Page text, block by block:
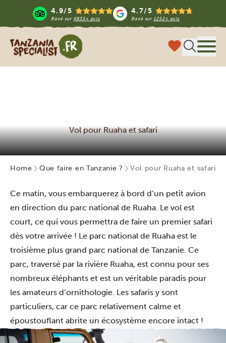
4.9/5
Basé sur 4833+ avis
4.7/5
Basé sur1252+ avis
Tanzania Specialist
Vol pour Ruaha et safari
Home Que faire en Tanzanie ? Vol pour Ruaha et safari
Ce matin, vous embarquerez à bord d’un petit avion
en direction du parc national de Ruaha. Le vol est
court, ce qui vous permettra de faire un premier safari
dès votre arrivée ! Le parc national de Ruaha est le
troisième plus grand parc national de Tanzanie. Ce
parc, traversé par la rivière Ruaha, est connu pour ses
nombreux éléphants et est un véritable paradis pour
les amateurs d’ornithologie. Les safaris y sont
particuliers, car ce parc relativement calme et
époustouflant abrite un écosystème encore intact !